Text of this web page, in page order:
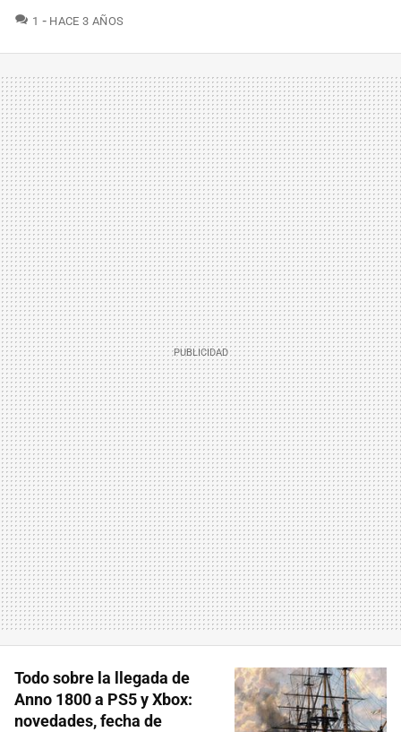
1 COMENTARIOS
HACE 3 AÑOS
Todo sobre la llegada de
Anno 1800 a PS5 y Xbox:
novedades, fecha de